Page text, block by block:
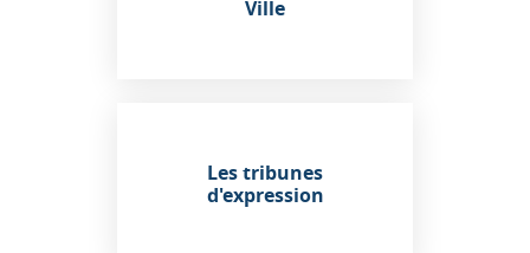
Ville
Les tribunes
d'expression